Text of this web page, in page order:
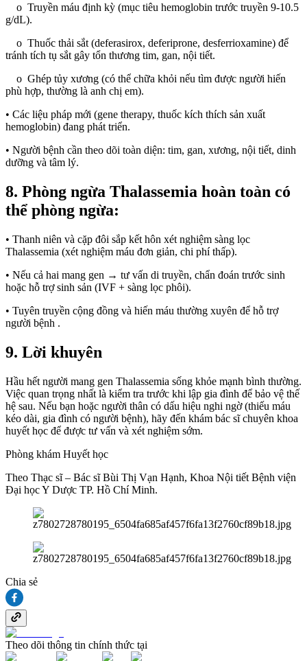
o Truyền máu định kỳ (mục tiêu hemoglobin trước truyền 9-10.5
g/dL).
o Thuốc thải sắt (deferasirox, deferiprone, desferrioxamine) để
tránh tích tụ sắt gây tổn thương tim, gan, nội tiết.
o Ghép tủy xương (có thể chữa khỏi nếu tìm được người hiến
phù hợp, thường là anh chị em).
• Các liệu pháp mới (gene therapy, thuốc kích thích sản xuất
hemoglobin) đang phát triển.
• Người bệnh cần theo dõi toàn diện: tim, gan, xương, nội tiết, dinh
dưỡng và tâm lý.
8. Phòng ngừa Thalassemia hoàn toàn có
thể phòng ngừa:
• Thanh niên và cặp đôi sắp kết hôn xét nghiệm sàng lọc
Thalassemia (xét nghiệm máu đơn giản, chi phí thấp).
• Nếu cả hai mang gen → tư vấn di truyền, chẩn đoán trước sinh
hoặc hỗ trợ sinh sản (IVF + sàng lọc phôi).
• Tuyên truyền cộng đồng và hiến máu thường xuyên để hỗ trợ
người bệnh .
9. Lời khuyên
Hầu hết người mang gen Thalassemia sống khỏe mạnh bình thường.
Việc quan trọng nhất là kiểm tra trước khi lập gia đình để bảo vệ thế
hệ sau. Nếu bạn hoặc người thân có dấu hiệu nghi ngờ (thiếu máu
kéo dài, gia đình có người bệnh), hãy đến khám bác sĩ chuyên khoa
huyết học để được tư vấn và xét nghiệm sớm.
Phòng khám Huyết học
Theo Thạc sĩ – Bác sĩ Bùi Thị Vạn Hạnh, Khoa Nội tiết Bệnh viện
Đại học Y Dược TP. Hồ Chí Minh.
Chia sẻ
Theo dõi thông tin chính thức tại